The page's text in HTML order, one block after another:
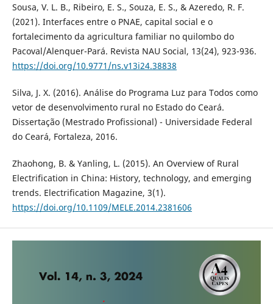
Sousa, V. L. B., Ribeiro, E. S., Souza, E. S., & Azeredo, R. F.
(2021). Interfaces entre o PNAE, capital social e o
fortalecimento da agricultura familiar no quilombo do
Pacoval/Alenquer-Pará. Revista NAU Social, 13(24), 923-936.
https://doi.org/10.9771/ns.v13i24.38838
Silva, J. X. (2016). Análise do Programa Luz para Todos como
vetor de desenvolvimento rural no Estado do Ceará.
Dissertação (Mestrado Profissional) - Universidade Federal
do Ceará, Fortaleza, 2016.
Zhaohong, B. & Yanling, L. (2015). An Overview of Rural
Electrification in China: History, technology, and emerging
trends. Electrification Magazine, 3(1).
https://doi.org/10.1109/MELE.2014.2381606